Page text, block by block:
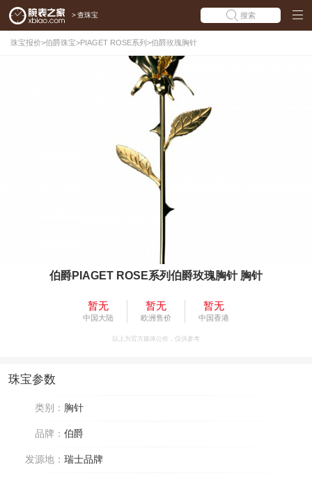
> 查珠宝 搜索
珠宝报价>伯爵珠宝>PIAGET ROSE系列 >伯爵玫瑰胸针
伯爵PIAGET ROSE系列伯爵玫瑰胸针 胸针
暂无
中国大陆
暂无
欧洲售价
暂无
中国香港
以上为官方媒体公价，仅供参考
珠宝参数
类别： 胸针
品牌： 伯爵
发源地： 瑞士品牌